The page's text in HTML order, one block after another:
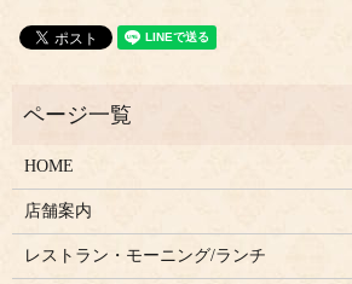
HOME
店舗案内
レストラン・モーニング/ランチ